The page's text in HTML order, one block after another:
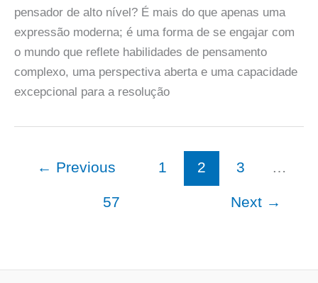
pensador de alto nível? É mais do que apenas uma
expressão moderna; é uma forma de se engajar com
o mundo que reflete habilidades de pensamento
complexo, uma perspectiva aberta e uma capacidade
excepcional para a resolução
← Previous 1 2 3 …
57 Next →